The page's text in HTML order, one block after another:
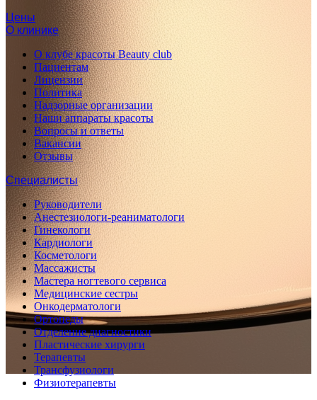
Цены
О клинике
О клубе красоты Beauty club
Пациентам
Лицензии
Политика
Надзорные организации
Наши аппараты красоты
Вопросы и ответы
Вакансии
Отзывы
Специалисты
Руководители
Анестезиологи-реаниматологи
Гинекологи
Кардиологи
Косметологи
Массажисты
Мастера ногтевого сервиса
Медицинские сестры
Онкодерматологи
Ортопеды
Отделение диагностики
Пластические хирурги
Терапевты
Трансфузиологи
Физиотерапевты